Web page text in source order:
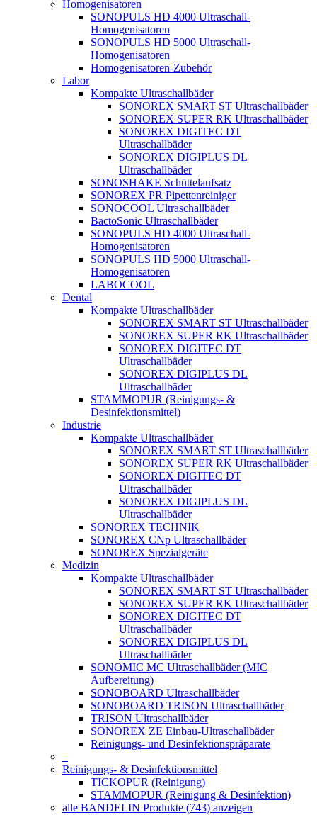
Homogenisatoren
SONOPULS HD 4000 Ultraschall-
Homogenisatoren
SONOPULS HD 5000 Ultraschall-
Homogenisatoren
Homogenisatoren-Zubehör
Labor
Kompakte Ultraschallbäder
SONOREX SMART ST Ultraschallbäder
SONOREX SUPER RK Ultraschallbäder
SONOREX DIGITEC DT
Ultraschallbäder
SONOREX DIGIPLUS DL
Ultraschallbäder
SONOSHAKE Schüttelaufsatz
SONOREX PR Pipettenreiniger
SONOCOOL Ultraschallbäder
BactoSonic Ultraschallbäder
SONOPULS HD 4000 Ultraschall-
Homogenisatoren
SONOPULS HD 5000 Ultraschall-
Homogenisatoren
LABOCOOL
Dental
Kompakte Ultraschallbäder
SONOREX SMART ST Ultraschallbäder
SONOREX SUPER RK Ultraschallbäder
SONOREX DIGITEC DT
Ultraschallbäder
SONOREX DIGIPLUS DL
Ultraschallbäder
STAMMOPUR (Reinigungs- &
Desinfektionsmittel)
Industrie
Kompakte Ultraschallbäder
SONOREX SMART ST Ultraschallbäder
SONOREX SUPER RK Ultraschallbäder
SONOREX DIGITEC DT
Ultraschallbäder
SONOREX DIGIPLUS DL
Ultraschallbäder
SONOREX TECHNIK
SONOREX CNp Ultraschallbäder
SONOREX Spezialgeräte
Medizin
Kompakte Ultraschallbäder
SONOREX SMART ST Ultraschallbäder
SONOREX SUPER RK Ultraschallbäder
SONOREX DIGITEC DT
Ultraschallbäder
SONOREX DIGIPLUS DL
Ultraschallbäder
SONOMIC MC Ultraschallbäder (MIC
Aufbereitung)
SONOBOARD Ultraschallbäder
SONOBOARD TRISON Ultraschallbäder
TRISON Ultraschallbäder
SONOREX ZE Einbau-Ultraschallbäder
Reinigungs- und Desinfektionspräparate
–
Reinigungs- & Desinfektionsmittel
TICKOPUR (Reinigung)
STAMMOPUR (Reinigung & Desinfektion)
alle BANDELIN Produkte (743) anzeigen